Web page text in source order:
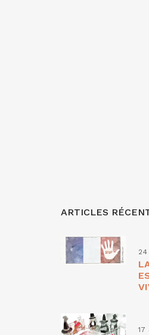
ARTICLES
24
17